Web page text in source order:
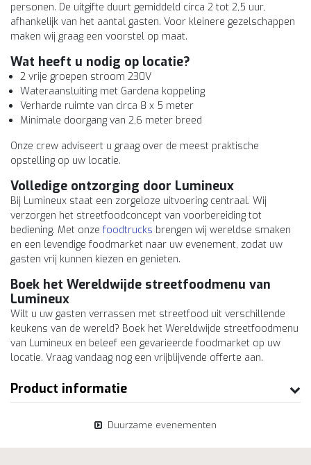
personen. De uitgifte duurt gemiddeld circa 2 tot 2,5 uur,
afhankelijk van het aantal gasten. Voor kleinere gezelschappen
maken wij graag een voorstel op maat.
Wat heeft u nodig op locatie?
2 vrije groepen stroom 230V
Wateraansluiting met Gardena koppeling
Verharde ruimte van circa 8 x 5 meter
Minimale doorgang van 2,6 meter breed
Onze crew adviseert u graag over de meest praktische
opstelling op uw locatie.
Volledige ontzorging door Lumineux
Bij Lumineux staat een zorgeloze uitvoering centraal. Wij
verzorgen het streetfoodconcept van voorbereiding tot
bediening. Met onze foodtrucks brengen wij wereldse smaken
en een levendige foodmarket naar uw evenement, zodat uw
gasten vrij kunnen kiezen en genieten.
Boek het Wereldwijde streetfoodmenu van
Lumineux
Wilt u uw gasten verrassen met streetfood uit verschillende
keukens van de wereld? Boek het Wereldwijde streetfoodmenu
van Lumineux en beleef een gevarieerde foodmarket op uw
locatie. Vraag vandaag nog een vrijblijvende offerte aan.
Product informatie
Duurzame evenementen